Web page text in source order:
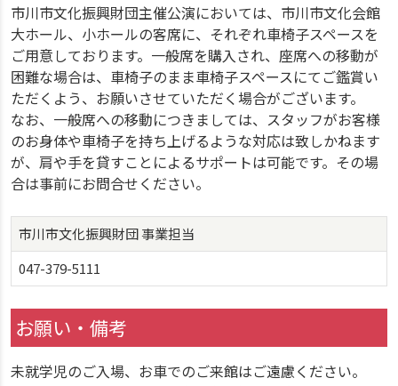
市川市文化振興財団主催公演においては、市川市文化会館
大ホール、小ホールの客席に、それぞれ車椅子スペースを
ご用意しております。一般席を購入され、座席への移動が
困難な場合は、車椅子のまま車椅子スペースにてご鑑賞い
ただくよう、お願いさせていただく場合がございます。
なお、一般席への移動につきましては、スタッフがお客様
のお身体や車椅子を持ち上げるような対応は致しかねます
が、肩や手を貸すことによるサポートは可能です。その場
合は事前にお問合せください。
市川市文化振興財団 事業担当
047-379-5111
お願い・備考
未就学児のご入場、お車でのご来館はご遠慮ください。